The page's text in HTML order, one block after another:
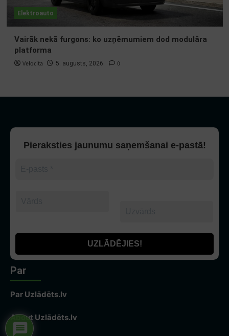
Elektroauto
Vairāk nekā furgons: ko uzņēmumiem dod modulāra
platforma
Velocita 5. augusts, 2026. 0
Pieraksties jaunumu saņemšanai e-pastā!
Par
Par Uzlādēts.lv
About Uzlādēts.lv